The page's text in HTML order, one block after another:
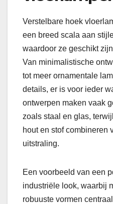
Verstelbare hoek
een breed scala aan
waardoor ze geschikt
Van minimalistische
tot meer ornamentale
details, er is voor ieder
ontwerpen maken vaak
zoals staal en glas,
hout en stof combineren
uitstraling.
Een voorbeeld van een
industriële look, waarbij
robuuste vormen